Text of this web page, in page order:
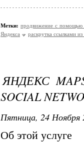
Метки: продвижение с помощью
Яндекса
раскрутка ссылками
ЯНДЕКС
SOCIAL
Пятница, 24 Ноября
Об этой услуге